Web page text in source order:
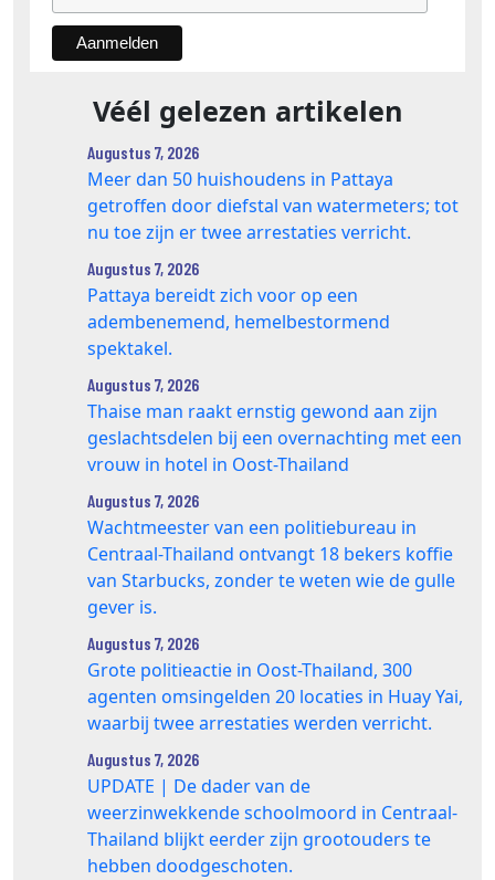
Véél gelezen artikelen
Augustus 7, 2026
Meer dan 50 huishoudens in Pattaya
getroffen door diefstal van watermeters; tot
nu toe zijn er twee arrestaties verricht.
Augustus 7, 2026
Pattaya bereidt zich voor op een
adembenemend, hemelbestormend
spektakel.
Augustus 7, 2026
Thaise man raakt ernstig gewond aan zijn
geslachtsdelen bij een overnachting met een
vrouw in hotel in Oost-Thailand
Augustus 7, 2026
Wachtmeester van een politiebureau in
Centraal-Thailand ontvangt 18 bekers koffie
van Starbucks, zonder te weten wie de gulle
gever is.
Augustus 7, 2026
Grote politieactie in Oost-Thailand, 300
agenten omsingelden 20 locaties in Huay Yai,
waarbij twee arrestaties werden verricht.
Augustus 7, 2026
UPDATE | De dader van de
weerzinwekkende schoolmoord in Centraal-
Thailand blijkt eerder zijn grootouders te
hebben doodgeschoten.